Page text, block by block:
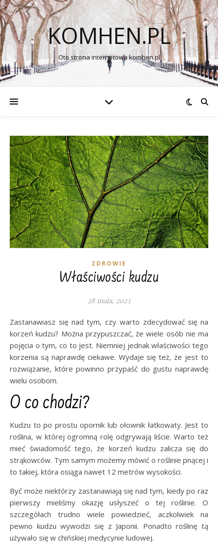
KOMHEN.PL
Oto strona internetowa komhen.pl
ZDROWIE
Właściwości kudzu
28 maja, 2023
Zastanawiasz się nad tym, czy warto zdecydować się na
korzeń kudzu? Można przypuszczać, że wiele osób nie ma
pojęcia o tym, co to jest. Niemniej jednak właściwości tego
korzenia są naprawdę ciekawe. Wydaje się też, że jest to
rozwiązanie, które powinno przypaść do gustu naprawdę
wielu osobom.
O co chodzi?
Kudzu to po prostu opornik lub ołownik łatkowaty. Jest to
roślina, w której ogromną rolę odgrywają liście. Warto też
mieć świadomość tego, że korzeń kudzu zalicza się do
strąkowców. Tym samym możemy mówić o roślinie pnącej i
to takiej, która osiąga nawet 12 metrów wysokości.
Być może niektórzy zastanawiają się nad tym, kiedy po raz
pierwszy mieliśmy okazję usłyszeć o tej roślinie. O
szczegółach trudno wiele powiedzieć, aczkolwiek na
pewno kudzu wywodzi się z Japonii. Ponadto roślinę tą
używało się w chińskiej medycynie ludowej.